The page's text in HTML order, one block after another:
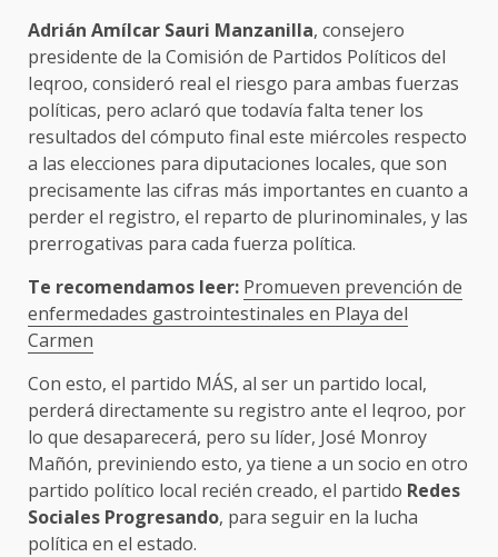
Adrián Amílcar Sauri Manzanilla, consejero
presidente de la Comisión de Partidos Políticos del
Ieqroo, consideró real el riesgo para ambas fuerzas
políticas, pero aclaró que todavía falta tener los
resultados del cómputo final este miércoles respecto
a las elecciones para diputaciones locales, que son
precisamente las cifras más importantes en cuanto a
perder el registro, el reparto de plurinominales, y las
prerrogativas para cada fuerza política.
Te recomendamos leer: Promueven prevención de
enfermedades gastrointestinales en Playa del
Carmen
Con esto, el partido MÁS, al ser un partido local,
perderá directamente su registro ante el Ieqroo, por
lo que desaparecerá, pero su líder, José Monroy
Mañón, previniendo esto, ya tiene a un socio en otro
partido político local recién creado, el partido Redes
Sociales Progresando, para seguir en la lucha
política en el estado.